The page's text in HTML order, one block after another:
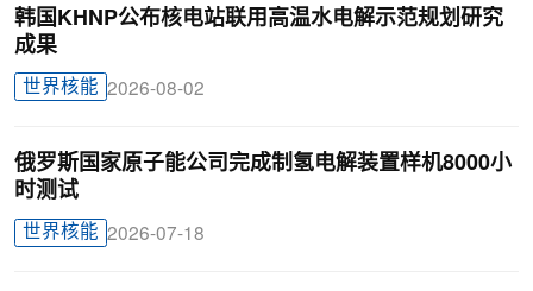
韩国KHNP公布核电站联用高温水电解示范规划研究
成果
世界核能 2026-08-02
俄罗斯国家原子能公司完成制氢电解装置样机8000小
时测试
世界核能 2026-07-18